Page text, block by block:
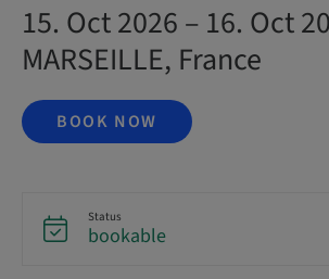
15. Oct 2026 – 16. Oct
MARSEILLE, France
BOOK NOW
Status
bookable